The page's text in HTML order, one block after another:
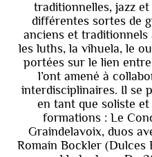
traditionnelles, jazz
différentes sortes de
anciens et traditionnels
les luths, la vihuela, le
portées sur le lien
l’ont amené à
interdisciplinaires. Il se
en tant que soliste
formations : Le
Graindelavoix, duos
Romain Bockler (Dulces